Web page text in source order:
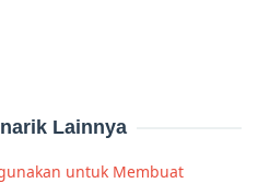
Lainnya
untuk Membuat